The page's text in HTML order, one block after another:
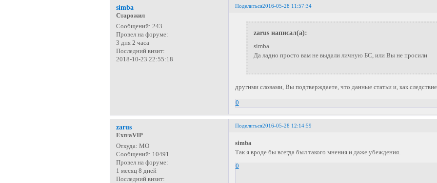
Поделиться2016-05-28 11:57:34
simba
Старожил
Сообщений: 243
Провел на форуме:
3 дня 2 часа
Последний визит:
2018-10-23 22:55:18
zarus написал(а):
simba
Да ладно просто вам не выдали личную БС, или Вы не просили
другими словами, Вы подтверждаете, что данные статьи и, как
0
Поделиться2016-05-28 12:14:59
zarus
ExtraVIP
Откуда: МО
Сообщений: 10491
Провел на форуме:
1 месяц 8 дней
Последний визит:
simba
Так я вроде бы всегда был такого мнения и даже убеждения.
0